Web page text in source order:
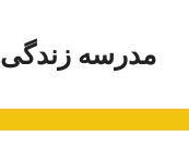
محتوامدرسه زندگی